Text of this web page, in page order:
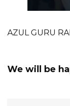
AZUL GURU
We will be